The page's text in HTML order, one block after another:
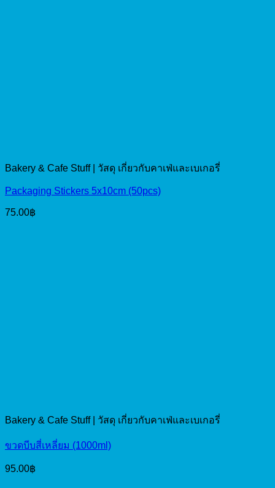
Bakery & Cafe Stuff | วัสดุ เกี่ยวกับคาเฟ่และเบเกอรี่
Packaging Stickers 5x10cm (50pcs)
75.00฿
Bakery & Cafe Stuff | วัสดุ เกี่ยวกับคาเฟ่และเบเกอรี่
ขวดบีบสี่เหลี่ยม (1000ml)
95.00฿